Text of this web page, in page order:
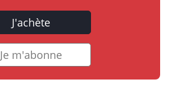
J'achète
Je m'abonne